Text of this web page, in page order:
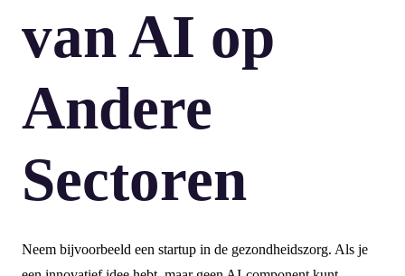
van AI op
Andere
Sectoren
Neem bijvoorbeeld een startup in de gezondheidszorg. Als je